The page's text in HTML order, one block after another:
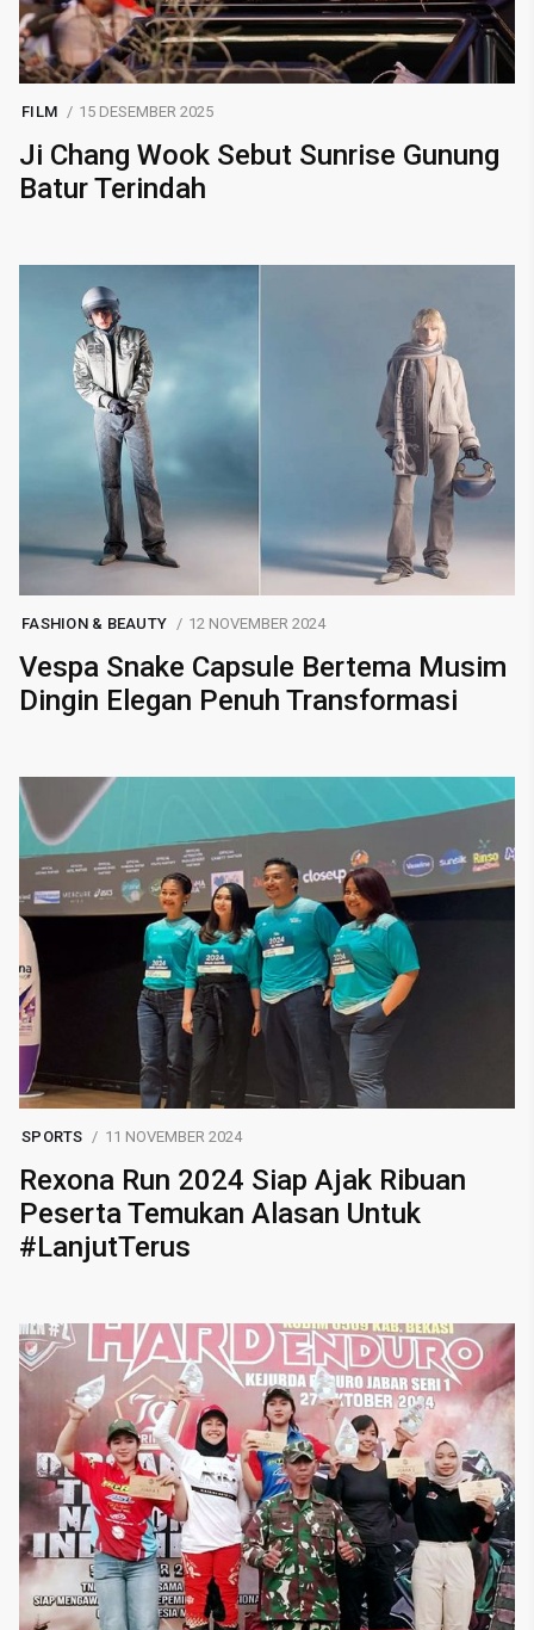
FILM 15 DESEMBER 2025
Ji Chang Wook Sebut Sunrise Gunung
Batur Terindah
FASHION & BEAUTY 12 NOVEMBER 2024
Vespa Snake Capsule Bertema Musim
Dingin Elegan Penuh Transformasi
SPORTS 11 NOVEMBER 2024
Rexona Run 2024 Siap Ajak Ribuan
Peserta Temukan Alasan Untuk
#LanjutTerus